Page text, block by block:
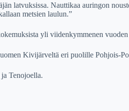
latvuksissa. Nauttikaa auringon
metsien laulun.”
yli viidenkymmenen vuoden
Kivijärveltä eri puolille Pohjois-
Tenojoella.